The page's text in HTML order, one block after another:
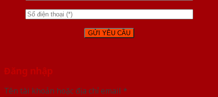
Đăng nhập
Tên tài khoản hoặc địa chỉ email *